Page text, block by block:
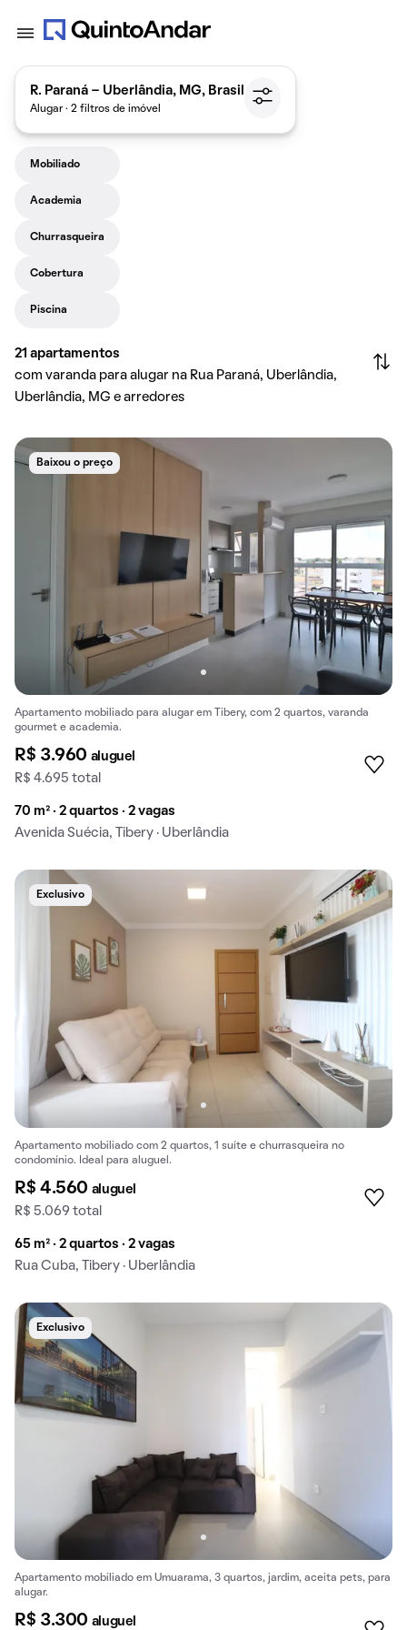
R. Paraná - Uberlândia, MG, Brasil
Alugar · 2 filtros de imóvel
Mobiliado
Academia
Churrasqueira
Cobertura
Piscina
21 apartamentos
com varanda para alugar na Rua Paraná, Uberlândia,
Uberlândia, MG e arredores
Baixou o preço
Apartamento mobiliado para alugar em Tibery, com 2 quartos, varanda
gourmet e academia.
R$ 3.960 aluguel
R$ 4.695 total
70 m² · 2 quartos · 2 vagas
Avenida Suécia, Tibery · Uberlândia
Exclusivo
Apartamento mobiliado com 2 quartos, 1 suíte e churrasqueira no
condomínio. Ideal para aluguel.
R$ 4.560 aluguel
R$ 5.069 total
65 m² · 2 quartos · 2 vagas
Rua Cuba, Tibery · Uberlândia
Exclusivo
Apartamento mobiliado em Umuarama, 3 quartos, jardim, aceita pets, para
alugar.
R$ 3.300 aluguel